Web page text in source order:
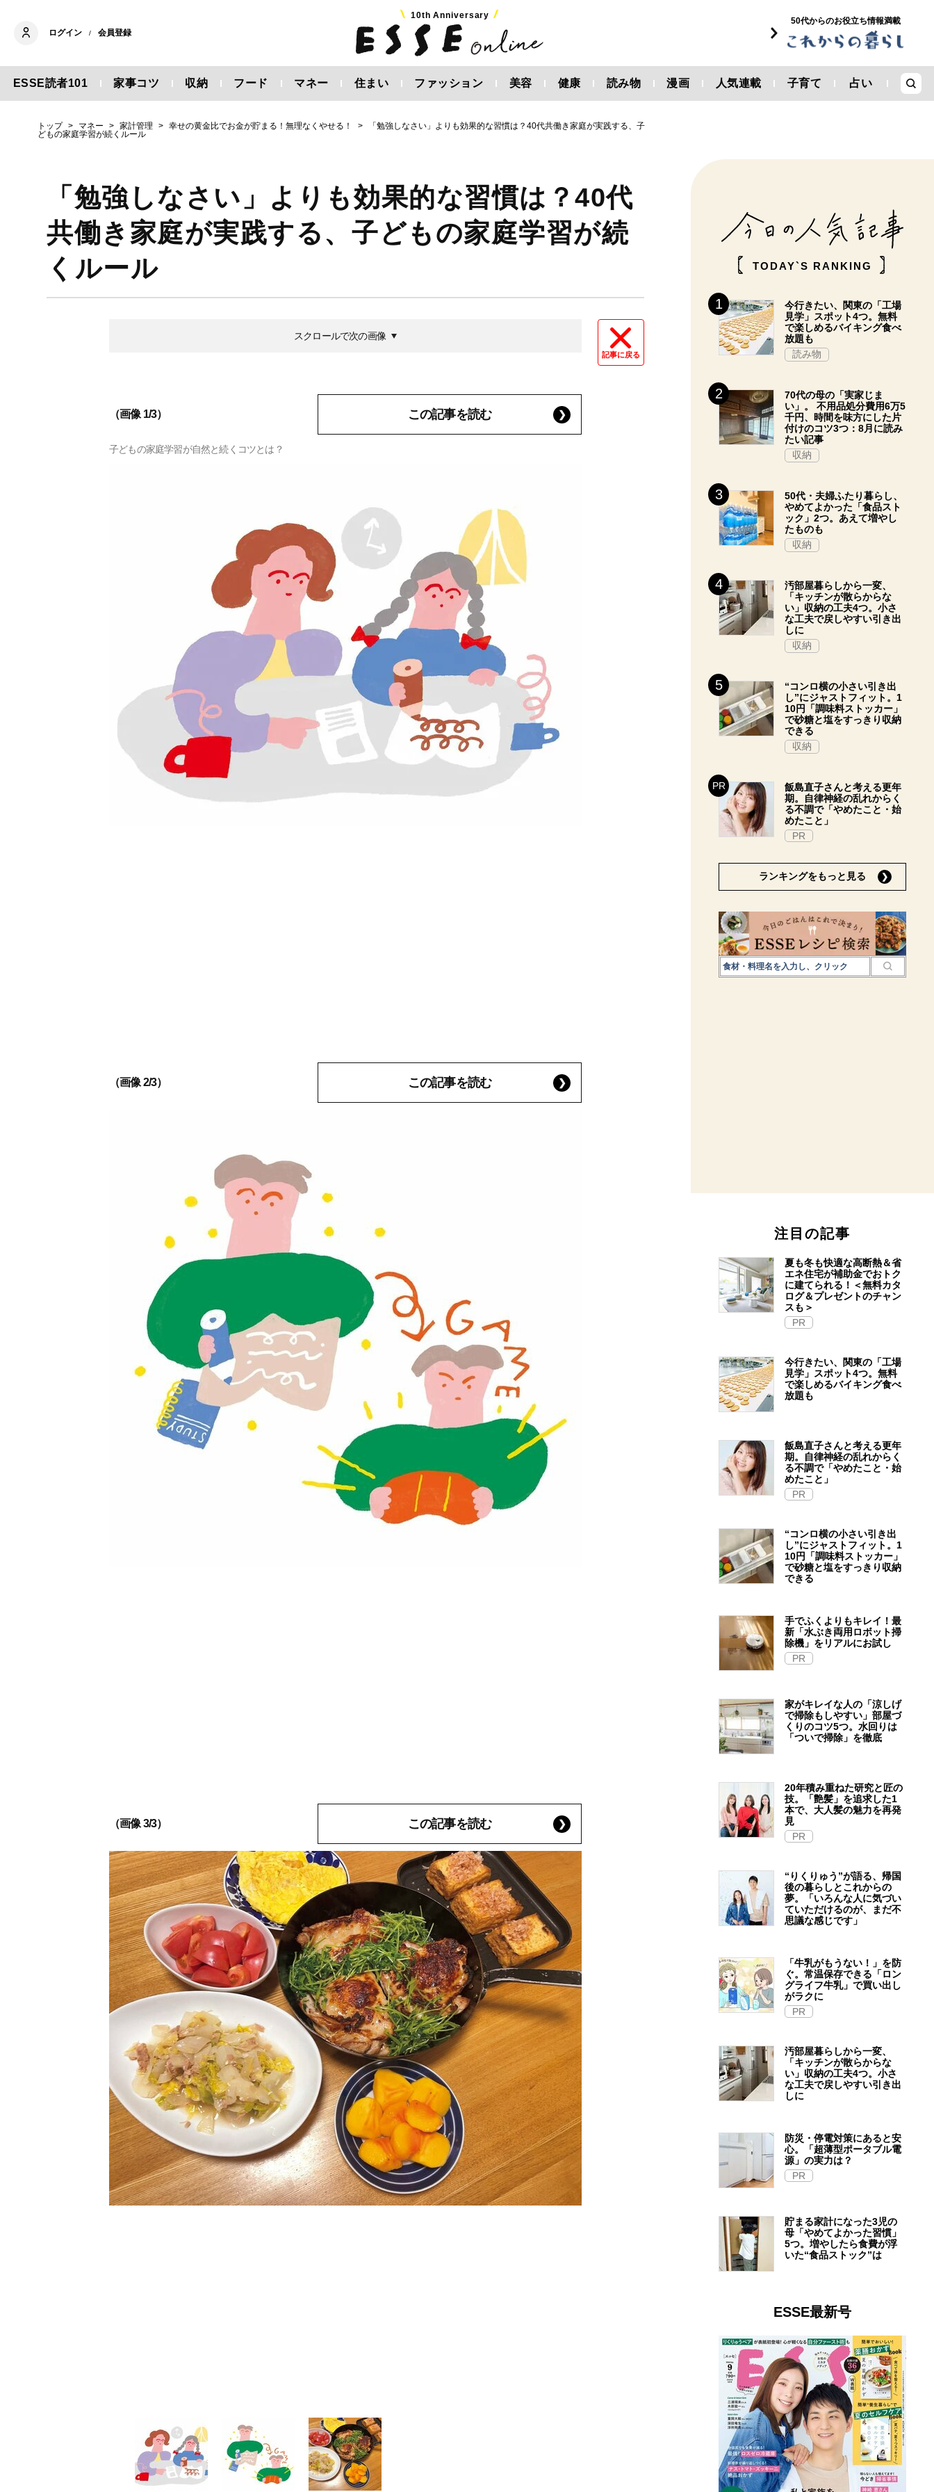
ログイン / 会員登録
10th Anniversary
50代からのお役立ち情報満載
ESSE読者101 家事コツ 収納 フード マネー 住まい ファッション 美容 健康 読み物 漫画 人気連載 子育て 占い
トップ マネー 家計管理 幸せの黄金比でお金が貯まる！無理なくやせる！
「勉強しなさい」よりも効果的な習慣は？40代共働き家庭が実践する、子
どもの家庭学習が続くルール
「勉強しなさい」よりも効果的な習慣は？40代
共働き家庭が実践する、子どもの家庭学習が続
くルール
記事に戻る
スクロールで次の画像
（画像 1/3） この記事を読む
子どもの家庭学習が自然と続くコツとは？
（画像 2/3） この記事を読む
（画像 3/3） この記事を読む
TODAY`S RANKING
今行きたい、関東の「工場
見学」スポット4つ。無料
で楽しめるバイキング食べ
放題も
読み物
70代の母の「実家じま
い」。 不用品処分費用6万5
千円、時間を味方にした片
付けのコツ3つ：8月に読み
たい記事
収納
50代・夫婦ふたり暮らし、
やめてよかった「食品スト
ック」2つ。あえて増やし
たものも
収納
汚部屋暮らしから一変、
「キッチンが散らからな
い」収納の工夫4つ。小さ
な工夫で戻しやすい引き出
しに
収納
“コンロ横の小さい引き出
し”にジャストフィット。1
10円「調味料ストッカー」
で砂糖と塩をすっきり収納
できる
収納
飯島直子さんと考える更年
期。自律神経の乱れからく
る不調で「やめたこと・始
めたこと」
PR
ランキングをもっと見る
注目の記事
夏も冬も快適な高断熱＆省
エネ住宅が補助金でおトク
に建てられる！＜無料カタ
ログ＆プレゼントのチャン
スも＞
PR
今行きたい、関東の「工場
見学」スポット4つ。無料
で楽しめるバイキング食べ
放題も
飯島直子さんと考える更年
期。自律神経の乱れからく
る不調で「やめたこと・始
めたこと」
PR
“コンロ横の小さい引き出
し”にジャストフィット。1
10円「調味料ストッカー」
で砂糖と塩をすっきり収納
できる
手でふくよりもキレイ！最
新「水ぶき両用ロボット掃
除機」をリアルにお試し
PR
家がキレイな人の「涼しげ
で掃除もしやすい」部屋づ
くりのコツ5つ。水回りは
「ついで掃除」を徹底
20年積み重ねた研究と匠の
技。「艶髪」を追求した1
本で、大人髪の魅力を再発
見
PR
“りくりゅう”が語る、帰国
後の暮らしとこれからの
夢。「いろんな人に気づい
ていただけるのが、まだ不
思議な感じです」
「牛乳がもうない！」を防
ぐ。常温保存できる「ロン
グライフ牛乳」で買い出し
がラクに
PR
汚部屋暮らしから一変、
「キッチンが散らからな
い」収納の工夫4つ。小さ
な工夫で戻しやすい引き出
しに
防災・停電対策にあると安
心。「超薄型ポータブル電
源」の実力は？​
PR
貯まる家計になった3児の
母「やめてよかった習慣」
5つ。増やしたら食費が浮
いた“食品ストック”は
ESSE最新号